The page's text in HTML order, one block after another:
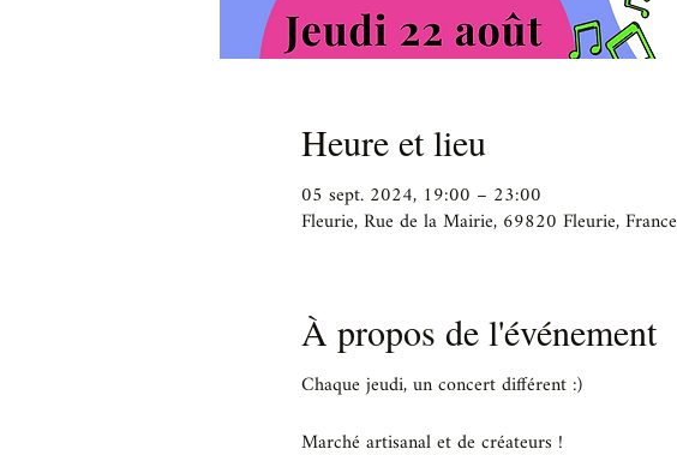
Heure et lieu
05 sept. 2024, 19:00 – 23:00
Fleurie, Rue de la Mairie, 69820 Fleurie, France
À propos de l'événement
Chaque jeudi, un concert différent :)
Marché artisanal et de créateurs !